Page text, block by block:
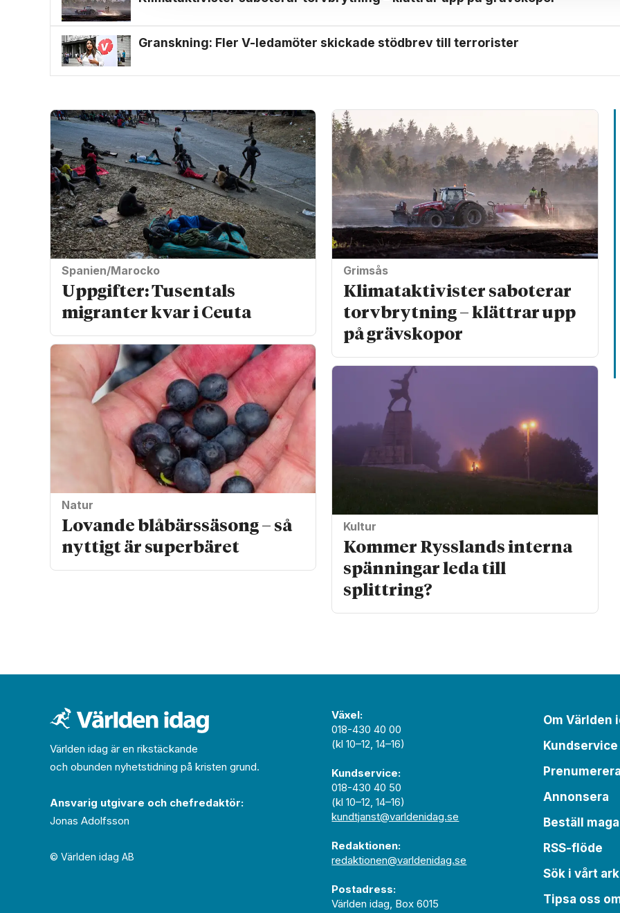
Granskning: Fler V-ledamöter skickade stödbrev till terrorister
Spanien/Marocko
Uppgifter: Tusentals
migranter kvar i Ceuta
Natur
Lovande blåbärssäsong – så
nyttigt är superbäret
Grimsås
Klimat­aktivister saboterar
torv­brytning – klättrar upp
på gräv­skopor
Kultur
Kommer Rysslands interna
spänningar leda till
splittring?
Världen idag är en rikstäckande
och obunden nyhets­­­tidning på kristen grund.
Ansvarig utgivare och chef­redaktör:
Jonas Adolfsson
© Världen idag AB
Växel:
018-430 40 00
(kl 10–12, 14–16)
Kundservice:
018-430 40 50
(kl 10–12, 14–16)
kundtjanst@varldenidag.se
Redaktionen:
redaktionen@varldenidag.se
Postadress:
Världen idag, Box 6015
Om Världen
Kundservice
Annonsera
Beställ
RSS-flöde
Sök i vårt
Tipsa oss